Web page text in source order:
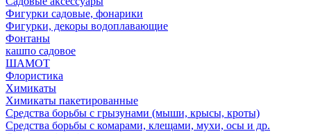
Фигурки садовые, фонарики
Фигурки, декоры водоплавающие
Фонтаны
кашпо садовое
ШАМОТ
Флористика
Химикаты
Химикаты пакетированные
Средства борьбы с грызунами (мыши, крысы, кроты)
Средства борьбы с комарами, клещами, мухи, осы и др.